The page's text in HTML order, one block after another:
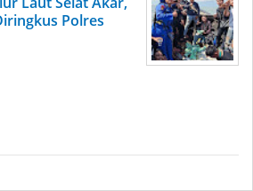
Polres